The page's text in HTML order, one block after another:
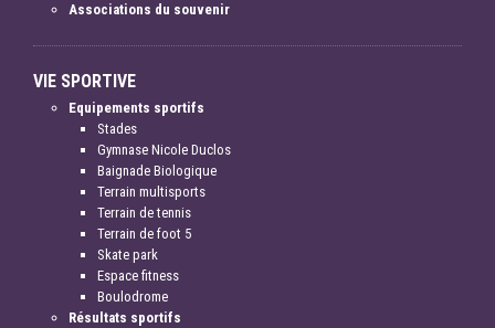
Associations du souvenir
VIE SPORTIVE
Equipements sportifs
Stades
Gymnase Nicole Duclos
Baignade Biologique
Terrain multisports
Terrain de tennis
Terrain de foot 5
Skate park
Espace fitness
Boulodrome
Résultats sportifs